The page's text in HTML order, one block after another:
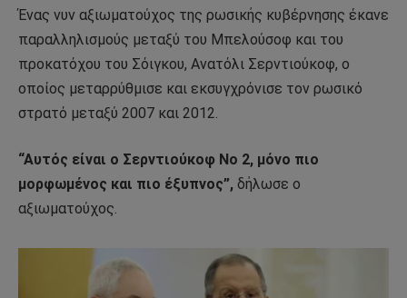
Ένας νυν αξιωματούχος της ρωσικής κυβέρνησης έκανε
παραλληλισμούς μεταξύ του Μπελούσοφ και του
προκατόχου του Σόιγκου, Ανατόλι Σερντιούκοφ, ο
οποίος μεταρρύθμισε και εκσυγχρόνισε τον ρωσικό
στρατό μεταξύ 2007 και 2012.
“Αυτός είναι ο Σερντιούκοφ Νο 2, μόνο πιο
μορφωμένος και πιο έξυπνος”, δήλωσε ο
αξιωματούχος.